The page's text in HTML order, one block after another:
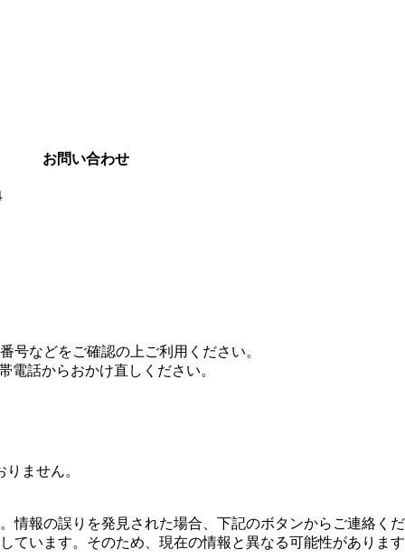
お問い合わせ
などをご確認の上ご利用ください。
話からおかけ直しください。
ません。
情報の誤りを発見された場合、下記のボタンからご連絡く
います。そのため、現在の情報と異なる可能性がありま